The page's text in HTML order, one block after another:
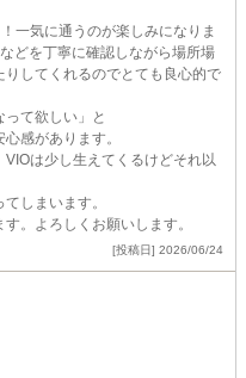
一気に通うのが楽しみになりま
どを丁寧に確認しながら場所場
してくれるのでとても良心的で
って欲しい」と
感があります。
は少し生えてくるけどそれ以
しまいます。
。よろしくお願いします。
[投稿日] 2026/06/24